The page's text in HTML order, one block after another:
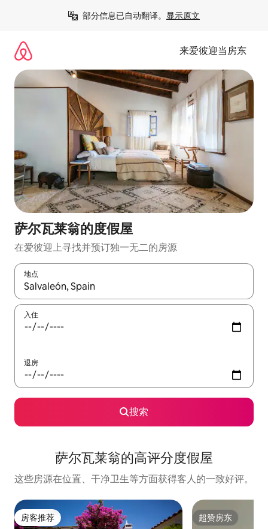
部分信息已自动翻译。 显示原文
来爱彼迎当房东
萨尔瓦莱翁的度假屋
在爱彼迎上寻找并预订独一无二的房源
地点
如有搜索结果，请使用上下方向键查看，或通过点击或滑动手势
入住
退房
搜索
萨尔瓦莱翁的高评分度假屋
这些房源在位置、干净卫生等方面获得客人的一致好评。
房客推荐
房客推荐 超赞房东
超赞房东